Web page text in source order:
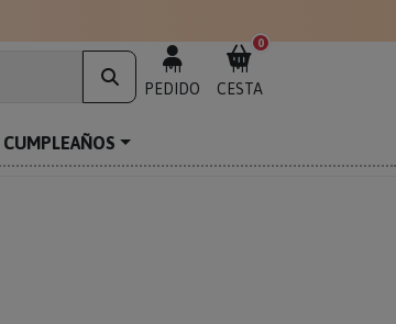
MI
PEDIDO
0
MI
CESTA
CUMPLEAÑOS